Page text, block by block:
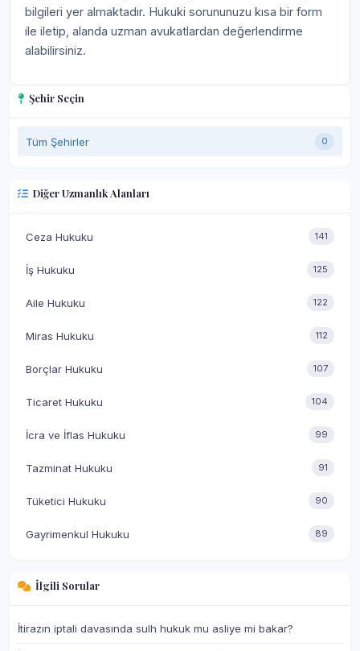
Şehir Seçin
Tüm Şehirler 0
Diğer Uzmanlık Alanları
Ceza Hukuku 141
İş Hukuku 125
Aile Hukuku 122
Miras Hukuku 112
Borçlar Hukuku 107
Ticaret Hukuku 104
İcra ve İflas Hukuku 99
Tazminat Hukuku 91
Tüketici Hukuku 90
Gayrimenkul Hukuku 89
İlgili Sorular
İtirazın iptali davasında sulh hukuk mu asliye mi bakar?
bilgileri yer almaktadır. Hukuki sorununuzu kısa bir form
ile iletip, alanda uzman avukatlardan değerlendirme
alabilirsiniz.